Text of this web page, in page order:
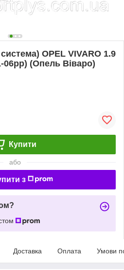
OPEL VIVARO 1.9
06рр) (Опель Віваро)
Купити
або
з
Доставка Оплата Умови